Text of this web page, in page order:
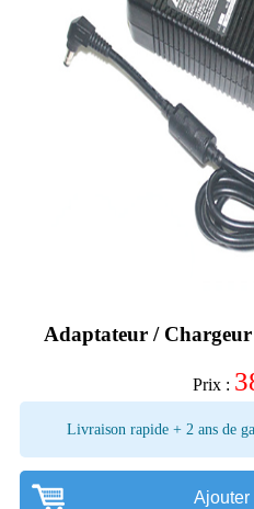
Adaptateur /
Prix :
Livraison rapide + 2 ans de
Ajouter